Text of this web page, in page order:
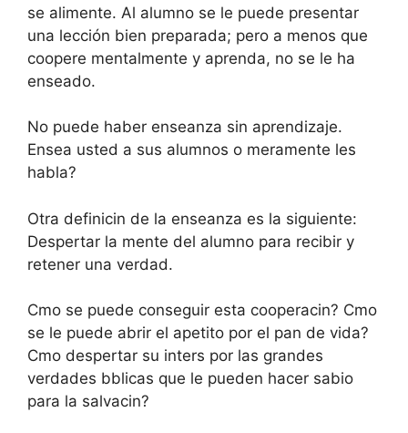
se alimente. Al alumno se le puede presentar
una lección bien preparada; pero a menos que
coopere mentalmente y aprenda, no se le ha
enseado.
No puede haber enseanza sin aprendizaje.
Ensea usted a sus alumnos o meramente les
habla?
Otra definicin de la enseanza es la siguiente:
Despertar la mente del alumno para recibir y
retener una verdad.
Cmo se puede conseguir esta cooperacin? Cmo
se le puede abrir el apetito por el pan de vida?
Cmo despertar su inters por las grandes
verdades bblicas que le pueden hacer sabio
para la salvacin?